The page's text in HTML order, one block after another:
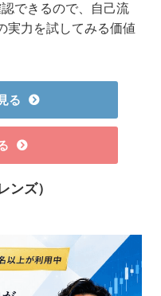
できるので、自己流
実力を試してみる価値
る
ンズ）